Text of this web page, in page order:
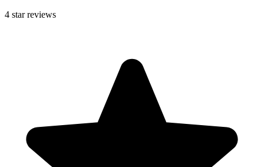
4 star reviews